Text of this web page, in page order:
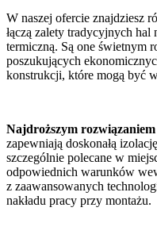
W naszej ofercie znajdziesz
łączą zalety tradycyjnych
termiczną. Są one świetnym
poszukujących
konstrukcji, które mogą być
Najdroższym rozwiązaniem
zapewniają doskonałą
szczególnie polecane w
odpowiednich warunków
z zaawansowanych
nakładu pracy przy montażu.